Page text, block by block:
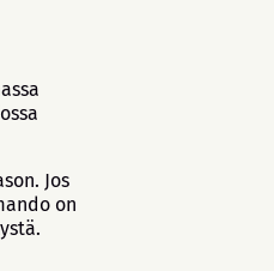
Jos
on